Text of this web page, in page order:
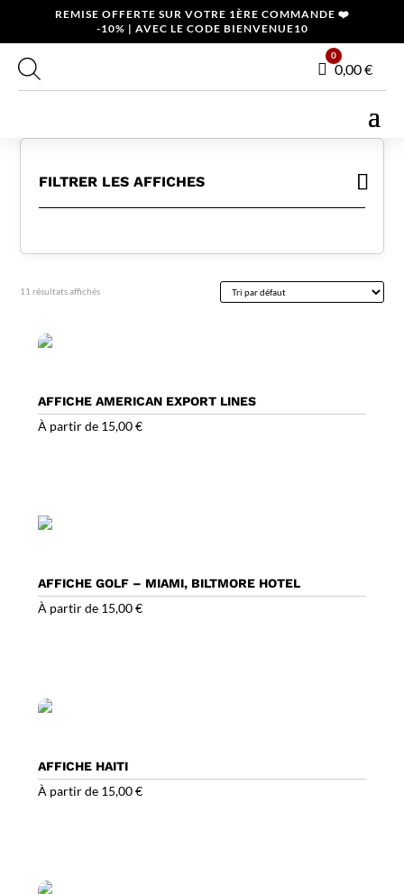
REMISE OFFERTE SUR VOTRE 1ÈRE COMMANDE ❤️
-10% | AVEC LE CODE BIENVENUE10
Panier
0
0,00€
FILTRER LES AFFICHES
11 résultats affichés
AFFICHE AMERICAN EXPORT LINES
À partir de 15,00€
AFFICHE GOLF – MIAMI, BILTMORE HOTEL
À partir de 15,00€
AFFICHE HAITI
À partir de 15,00€